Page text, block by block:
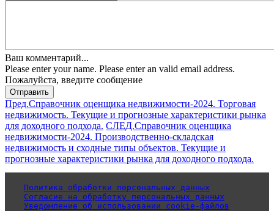
Ваш комментарий...
Please enter your name. Please enter an valid email address.
Пожалуйста, введите сообщение
Отправить
Пред.Справочник оценщика недвижимости-2024. Торговая
недвижимость. Текущие и прогнозные характеристики рынка
для доходного подхода. СЛЕД.Справочник оценщика
недвижимости-2024. Производственно-складская
недвижимость и сходные типы объектов. Текущие и
прогнозные характеристики рынка для доходного подхода.
Политика обработки персональных данных
Согласие на обработку персональных данных
Уведомление об использовании cookie-файлов